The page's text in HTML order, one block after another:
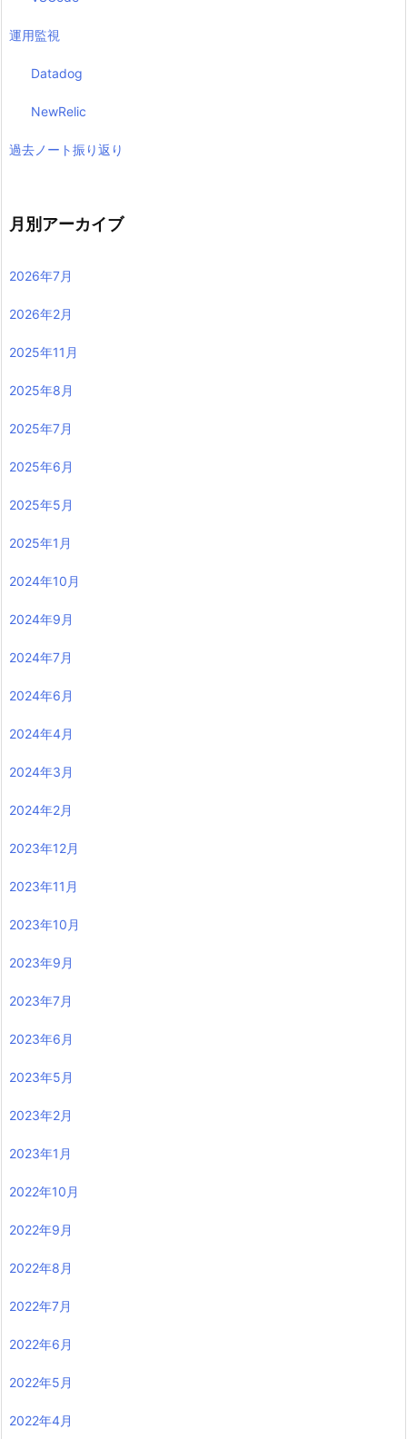
運用監視
Datadog
NewRelic
過去ノート振り返り
月別アーカイブ
2026年7月
2026年2月
2025年11月
2025年8月
2025年7月
2025年6月
2025年5月
2025年1月
2024年10月
2024年9月
2024年7月
2024年6月
2024年4月
2024年3月
2024年2月
2023年12月
2023年11月
2023年10月
2023年9月
2023年7月
2023年6月
2023年5月
2023年2月
2023年1月
2022年10月
2022年9月
2022年8月
2022年7月
2022年6月
2022年5月
2022年4月